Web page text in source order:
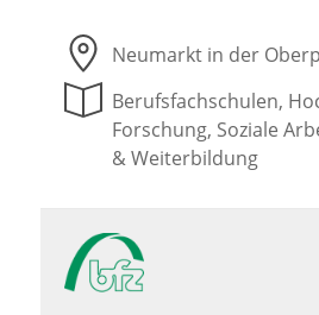
Neumarkt in der
Berufsfachschulen,
Forschung, Soziale
& Weiterbildung